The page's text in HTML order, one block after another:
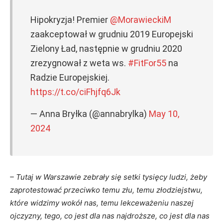
Hipokryzja! Premier @MorawieckiM
zaakceptował w grudniu 2019 Europejski
Zielony Ład, następnie w grudniu 2020
zrezygnował z weta ws. #FitFor55 na
Radzie Europejskiej.
https://t.co/ciFhjfq6Jk
— Anna Bryłka (@annabrylka) May 10,
2024
– Tutaj w Warszawie zebrały się setki tysięcy ludzi, żeby
zaprotestować przeciwko temu złu, temu złodziejstwu,
które widzimy wokół nas, temu lekceważeniu naszej
ojczyzny, tego, co jest dla nas najdroższe, co jest dla nas